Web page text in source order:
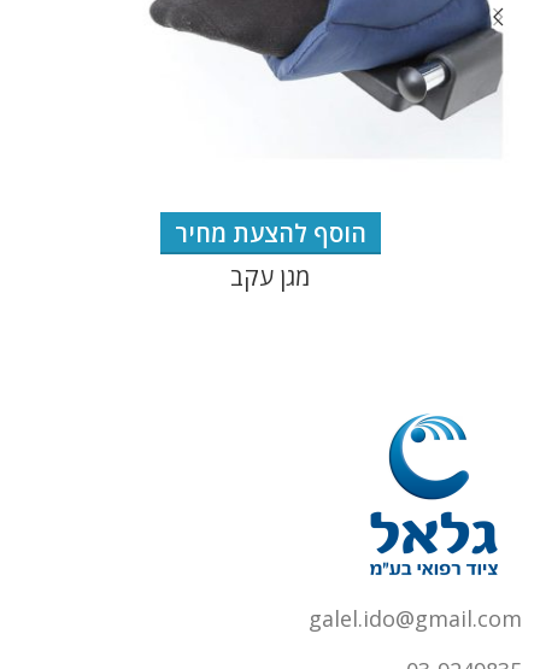
הוסף להצעת מחיר
מגן עקב
galel.ido@gmail.com